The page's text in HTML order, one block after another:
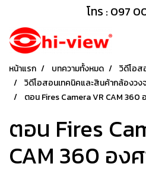
โทร : 097
หน้าแรก บทความทั้งหมด
วิดีโอส
วิดีโอสอนเทคนิคและสินค้ากล้องวง
ตอน Fires Camera VR CAM 360
ตอน Fires
CAM 360 อง